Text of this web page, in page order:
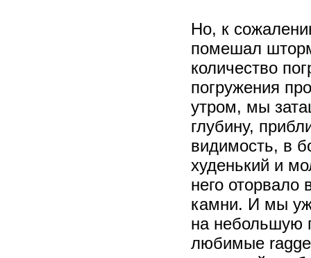
Но, к
помешал
количество
погружения
утром, мы
глубину,
видимость, в
худенький и
него
камни. И мы
на небольшую
любимые